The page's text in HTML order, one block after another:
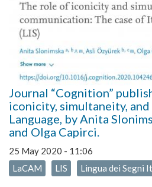
Journal “Cognition”
iconicity, simultaneity, and
Language, by Anita
and Olga Capirci.
25 May 2020 - 11:06
LaCAM
LIS Lingua dei Segni